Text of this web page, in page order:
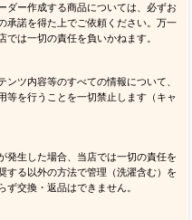
ダー作成する商品については、必ずお
承諾を得た上でご依頼ください。万一
は一切の責任を負いかねます。
ツ内容等のすべての情報について、
等を行うことを一切禁止します（キャ
発生した場合、当店では一切の責任を
する以外の方法で管理（洗濯含む）を
交換・返品はできません。